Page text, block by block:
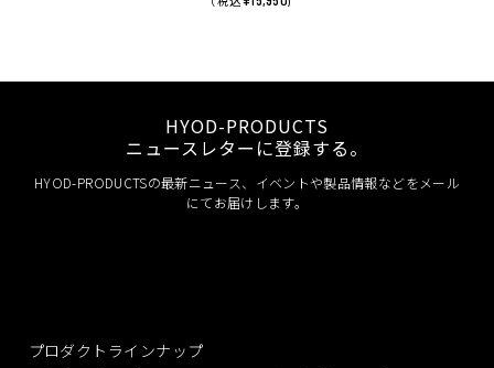
HYOD-PRODUCTS
ニュースレターに登録する。
HYOD-PRODUCTSの最新ニュース、イベントや製品情報などをメール
にてお届けします。
プロダクトラインナップ